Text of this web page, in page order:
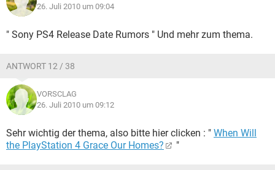
26. Juli 2010 um 09:04
" Sony PS4 Release Date Rumors " Und mehr zum thema.
ANTWORT 12 / 38
VORSCLAG
26. Juli 2010 um 09:12
Sehr wichtig der thema, also bitte hier clicken : " When Will
the PlayStation 4 Grace Our Homes?
"